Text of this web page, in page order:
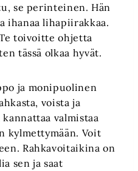
se perinteinen. Hän
ihanaa lihapiirakkaa.
toivoitte ohjetta
tässä olkaa hyvät.
ja monipuolinen
voista ja
valmistaa
kylmettymään. Voit
Rahkavoitaikina on
sen ja saat